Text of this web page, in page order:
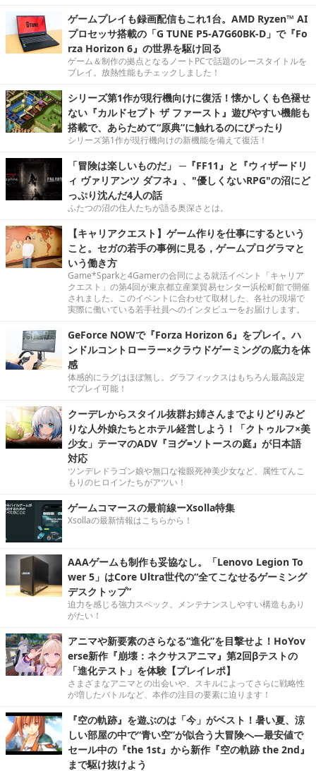
ゲームプレイも録画配信もこれ1台。AMD Ryzen™ AI
プロセッサ搭載の「G TUNE P5-A7G60BK-D」で『Fo
rza Horizon 6』の世界を駆け回る
ゲーム＆制作の拠点となるノートPCで話題のレースタイトルを
プレイ。放熱性能もチェックしました！
シリーズ第1作が現行機向けに復活！懐かしくも色褪せ
ない『カルドセプト ザ ファースト』遊びやすい機能も
搭載で、あらためて“原典”に触れるのにぴったり
シリーズ第1作が現行機向けの新機能を備えて復活！
「冒険は楽しいものだ」 ─『FF11』と『ウィザードリ
ィ ヴァリアンツ ダフネ』、"優しくないRPG"の沼にど
っぷり沈んだ4人の話
ふたつの沼の住人たちが語る奥深さとは。
【キャリアクエスト】ゲーム作りを仕事にするという
こと。セガの若手の事例に見る，ゲームプログラマと
いう働き方
Game*Sparkと4Gamerの合同による就活イベント「キャリア
クエスト」の第4回が東京都立産業貿易センター浜松町館で開催
されました。このイベントに合わせて取材した、各社の現場で
実際に働いている若手社員へのインタビューをお届けします。
GeForce NOWで『Forza Horizon 6』をプレイ。ハ
ンドルコントローラー×クラウドゲーミングの底力を体
感
体感的にラグはほぼ無し。グラフィックスはもちろん最高設定
でプレイ可能！
クーデレからスタイル抜群お姉さんまでよりどりみど
りな人外娘たちとホテル経営しよう！「クトゥルフ×美
少女」テーマのADV『ヨグ=ソトースの庭』が日本語
対応
ツンデレドラゴン娘や無口な複眼死神美少女など、属性てんこ
もりのヒロインたちがアツい！
ゲームコマースの最前線ーXsolla特集
Xsollaの最新情報はこちらから！
AAAゲームも制作も妥協なし。「Lenovo Legion To
wer 5」はCore Ultra世代の“全てこなせるゲーミング
デスクトップ”
迫力を感じる強力スペック。メンテナンスしやすい構造もあり
がたい！
アニマや新要素のさらなる“進化”を目撃せよ！HoYov
erse新作『崩壊：ネクサスアニマ』第2回βテストの
「進化テスト」を体験【プレイレポ】
さまざまなアニマとの出会いや、スキルによってさらに戦略性
が増したバトルなど、本作の注目の要素に迫ります！
『空の軌跡』を遊ぶのは「今」がベスト！暑い夏、涼
しい部屋の中で“青い空”が似合う大冒険へ―最安値で
セール中の『the 1st』から新作『空の軌跡 the 2nd』
まで駆け抜けよう